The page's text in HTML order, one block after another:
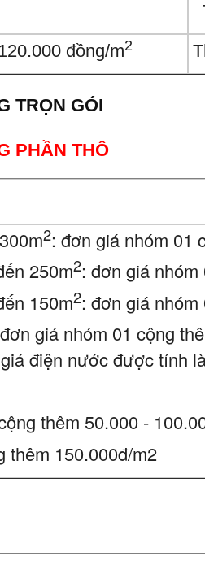
đồng/m2
TRỌN GÓI
PHẦN THÔ
2: đơn giá nhóm 01
250m2: đơn giá
150m2: đơn giá
giá nhóm 01 cộng
điện nước được tính
thêm 50.000 -
thêm 150.000đ/m2